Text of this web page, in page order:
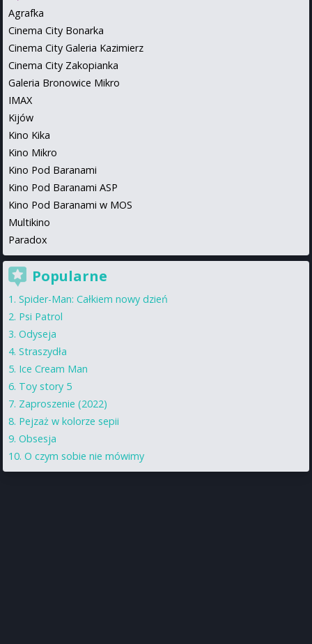
Agrafka
Cinema City Bonarka
Cinema City Galeria Kazimierz
Cinema City Zakopianka
Galeria Bronowice Mikro
IMAX
Kijów
Kino Kika
Kino Mikro
Kino Pod Baranami
Kino Pod Baranami ASP
Kino Pod Baranami w MOS
Multikino
Paradox
Popularne
Spider-Man: Całkiem nowy dzień
Psi Patrol
Odyseja
Straszydła
Ice Cream Man
Toy story 5
Zaproszenie (2022)
Pejzaż w kolorze sepii
Obsesja
O czym sobie nie mówimy